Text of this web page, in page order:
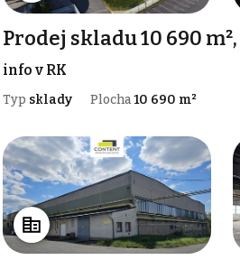
Prodej skladu 10 690
info v RK
Typ sklady Plocha10 690 m²